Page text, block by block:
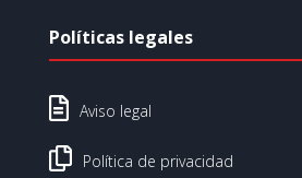
Políticas legales
 Aviso legal
 Política de privacidad